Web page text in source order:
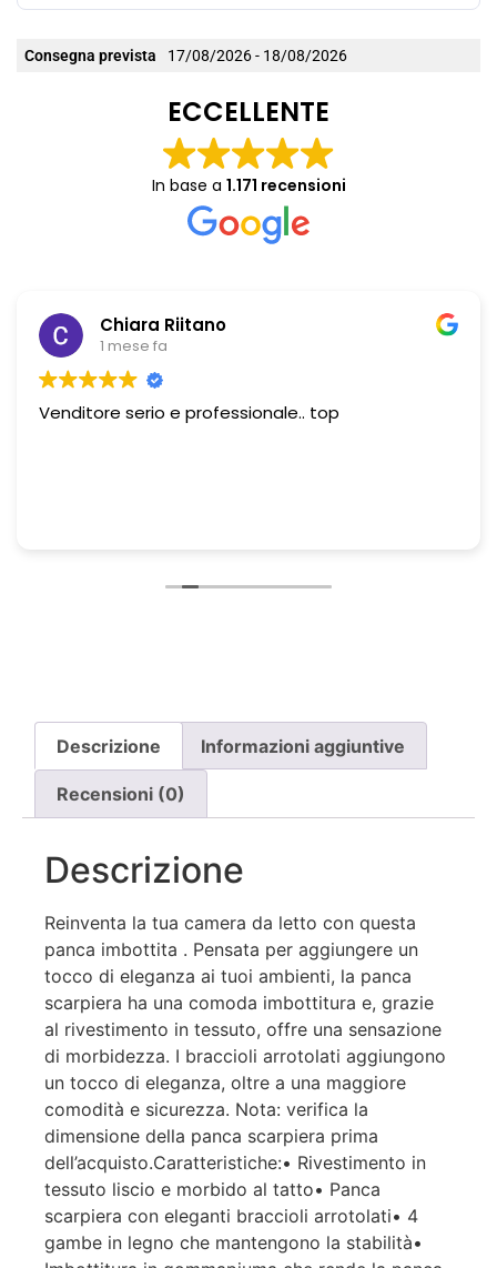
Consegna prevista 17/08/2026 - 18/08/2026
ECCELLENTE
In base a 1.171 recensioni
Chiara Riitano
1 mese fa
Venditore serio e professionale.. top
Descrizione Informazioni aggiuntive
Recensioni (0)
Descrizione
Reinventa la tua camera da letto con questa
panca imbottita . Pensata per aggiungere un
tocco di eleganza ai tuoi ambienti, la panca
scarpiera ha una comoda imbottitura e, grazie
al rivestimento in tessuto, offre una sensazione
di morbidezza. I braccioli arrotolati aggiungono
un tocco di eleganza, oltre a una maggiore
comodità e sicurezza. Nota: verifica la
dimensione della panca scarpiera prima
dell’acquisto.Caratteristiche:• Rivestimento in
tessuto liscio e morbido al tatto• Panca
scarpiera con eleganti braccioli arrotolati• 4
gambe in legno che mantengono la stabilità•